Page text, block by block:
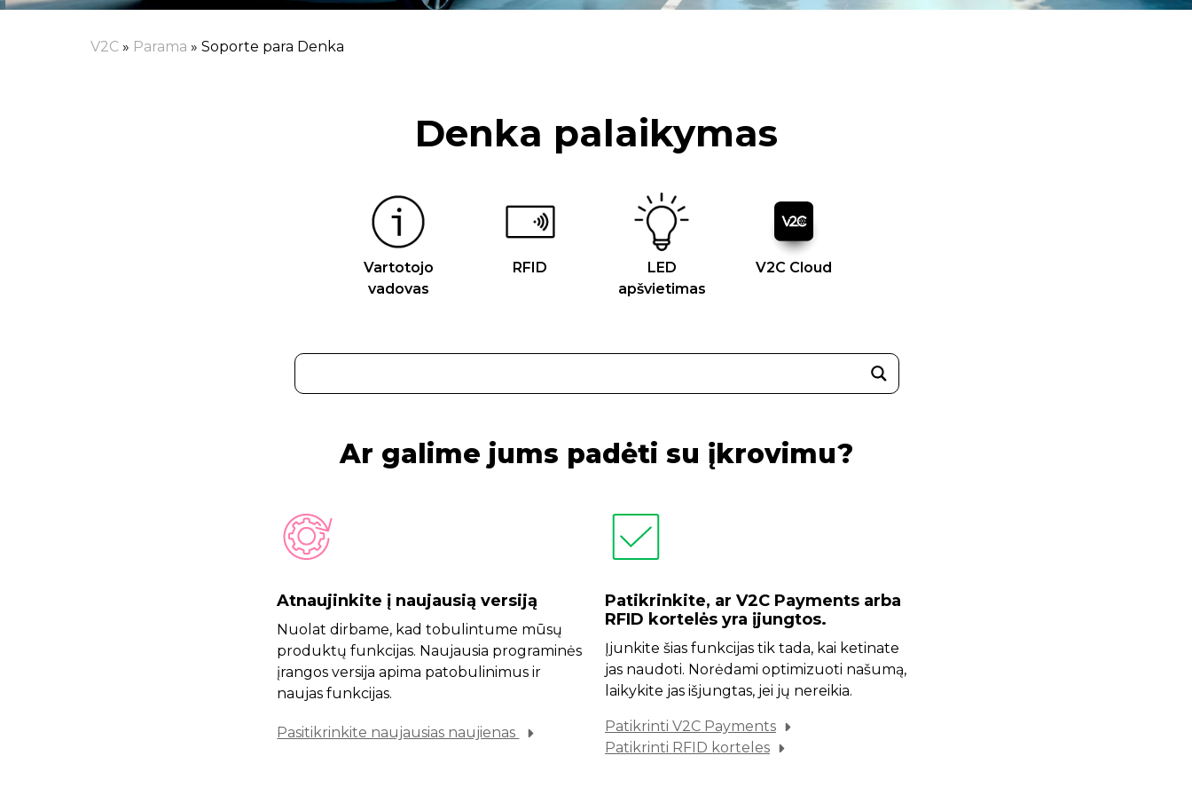
V2C » Parama » Soporte para Denka
Denka palaikymas
Vartotojo
vadovas
RFID
LED
apšvietimas
V2C Cloud
Ar galime jums padėti su įkrovimu?
Atnaujinkite į naujausią versiją
Nuolat dirbame, kad tobulintume mūsų
produktų funkcijas. Naujausia programinės
įrangos versija apima patobulinimus ir
naujas funkcijas.
Pasitikrinkite naujausias naujienas
Patikrinkite, ar V2C Payments arba
RFID kortelės yra įjungtos.
Įjunkite šias funkcijas tik tada, kai ketinate
jas naudoti. Norėdami optimizuoti našumą,
laikykite jas išjungtas, jei jų nereikia.
Patikrinti V2C Payments
Patikrinti RFID korteles